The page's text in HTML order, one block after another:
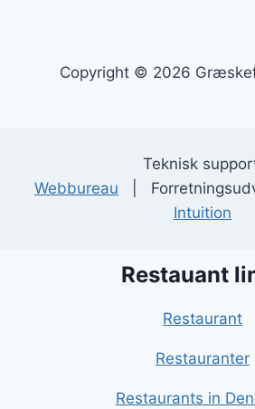
Copyright © 2026
Teknisk
Webbureau |
Intuition
Restauant
Restaurant
Restauranter
Restaurants in